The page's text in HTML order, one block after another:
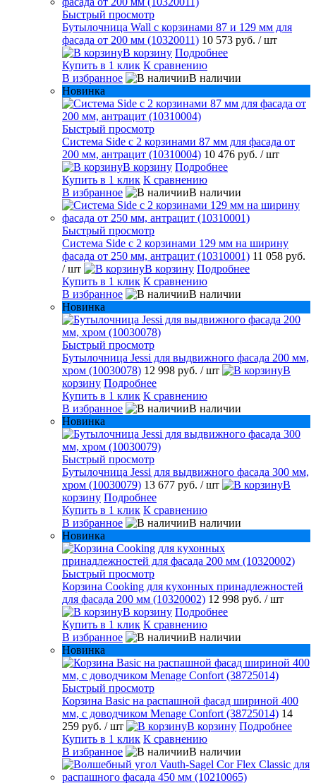
Быстрый просмотр
Бутылочница Wall с корзинами 87 и 129 мм для
фасада от 200 мм (10320011) 10 573 руб. / шт
В корзину Подробнее
Купить в 1 клик К сравнению
В избранное
В наличии
Новинка
Быстрый просмотр
Система Side с 2 корзинами 87 мм для фасада от
200 мм, антрацит (10310004) 10 476 руб. / шт
В корзину Подробнее
Купить в 1 клик К сравнению
В избранное
В наличии
Быстрый просмотр
Система Side c 2 корзинами 129 мм на ширину
фасада от 250 мм, антрацит (10310001) 11 058 руб.
/ шт
В корзину Подробнее
Купить в 1 клик К сравнению
В избранное
В наличии
Новинка
Быстрый просмотр
Бутылочница Jessi для выдвижного фасада 200 мм,
хром (10030078) 12 998 руб. / шт
В
корзину Подробнее
Купить в 1 клик К сравнению
В избранное
В наличии
Новинка
Быстрый просмотр
Бутылочница Jessi для выдвижного фасада 300 мм,
хром (10030079) 13 677 руб. / шт
В
корзину Подробнее
Купить в 1 клик К сравнению
В избранное
В наличии
Новинка
Быстрый просмотр
Корзина Cooking для кухонных принадлежностей
для фасада 200 мм (10320002) 12 998 руб. / шт
В корзину Подробнее
Купить в 1 клик К сравнению
В избранное
В наличии
Новинка
Быстрый просмотр
Корзина Basic на распашной фасад шириной 400
мм, с доводчиком Menage Confort (38725014) 14
259 руб. / шт В корзину Подробнее
Купить в 1 клик К сравнению
В избранное
В наличии